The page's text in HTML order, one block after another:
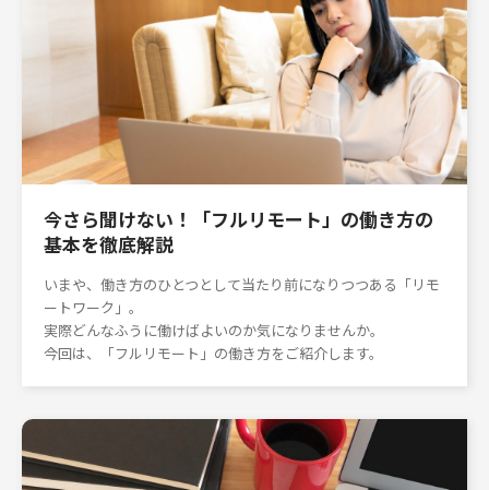
今さら聞けない！「フルリモート」の働き方の
基本を徹底解説
いまや、働き方のひとつとして当たり前になりつつある「リモ
ートワーク」。
実際どんなふうに働けばよいのか気になりませんか。
今回は、「フルリモート」の働き方をご紹介します。